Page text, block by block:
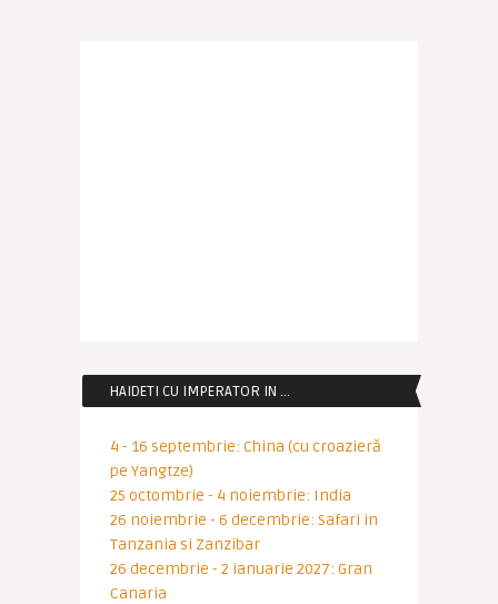
HAIDETI CU IMPERATOR IN …
4 - 16 septembrie: China (cu croazieră
pe Yangtze)
25 octombrie - 4 noiembrie: India
26 noiembrie - 6 decembrie: Safari in
Tanzania si Zanzibar
26 decembrie - 2 ianuarie 2027: Gran
Canaria